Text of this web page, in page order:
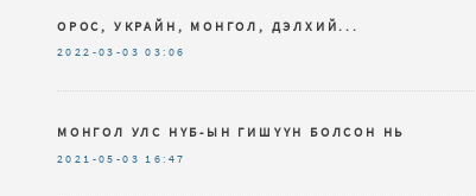
ОРОС, УКРАЙН, МОНГОЛ, ДЭЛХИЙ...
2022-03-03 03:06
МОНГОЛ УЛС НҮБ-ЫН ГИШҮҮН БОЛСОН НЬ
2021-05-03 16:47